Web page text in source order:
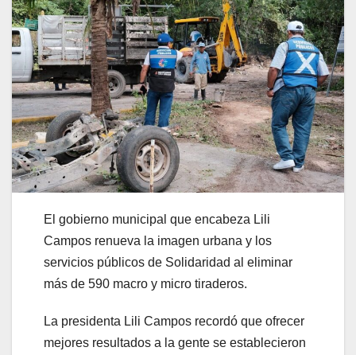
El gobierno municipal que encabeza Lili
Campos renueva la imagen urbana y los
servicios públicos de Solidaridad al eliminar
más de 590 macro y micro tiraderos.
La presidenta Lili Campos recordó que ofrecer
mejores resultados a la gente se establecieron